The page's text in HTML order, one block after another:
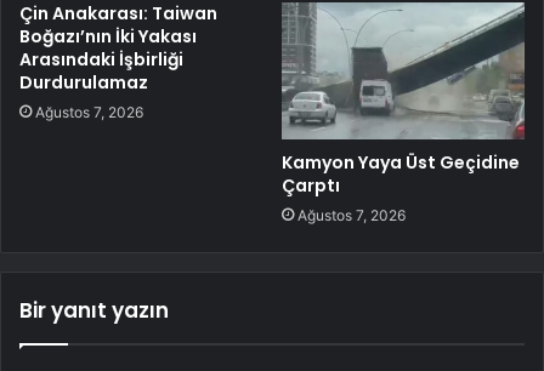
Çin Anakarası: Taiwan
Boğazı’nın İki Yakası
Arasındaki İşbirliği
Durdurulamaz
Ağustos 7, 2026
Kamyon Yaya Üst Geçidine
Çarptı
Ağustos 7, 2026
Bir yanıt yazın